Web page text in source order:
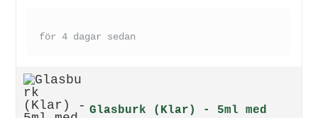
för 4 dagar sedan
Glasburk (Klar) - 5ml med